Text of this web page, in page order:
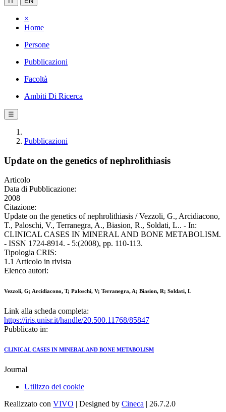
×
Home
Persone
Pubblicazioni
Facoltà
Ambiti Di Ricerca
☰
Pubblicazioni
Update on the genetics of nephrolithiasis
Articolo
Data di Pubblicazione:
2008
Citazione:
Update on the genetics of nephrolithiasis / Vezzoli, G., Arcidiacono,
T., Paloschi, V., Terranegra, A., Biasion, R., Soldati, L.. - In:
CLINICAL CASES IN MINERAL AND BONE METABOLISM.
- ISSN 1724-8914. - 5:(2008), pp. 110-113.
Tipologia CRIS:
1.1 Articolo in rivista
Elenco autori:
Vezzoli, G; Arcidiacono, T; Paloschi, V; Terranegra, A; Biasion, R; Soldati, L
Link alla scheda completa:
https://iris.unisr.it/handle/20.500.11768/85847
Pubblicato in:
CLINICAL CASES IN MINERAL AND BONE METABOLISM
Journal
Utilizzo dei cookie
Realizzato con VIVO | Designed by Cineca | 26.7.2.0